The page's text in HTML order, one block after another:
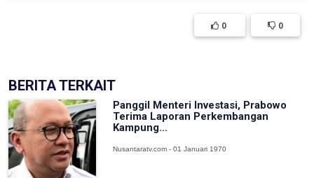
0 0
BERITA TERKAIT
Panggil Menteri Investasi, Prabowo
Terima Laporan Perkembangan
Kampung...
Nusantaratv.com - 01 Januari 1970